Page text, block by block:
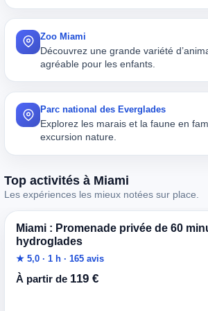
Zoo Miami
Découvrez une grande variété
agréable pour les enfants.
Parc national des Everglades
Explorez les marais et la faune en
excursion nature.
Top activités à Miami
Les expériences les mieux notées sur place.
Miami : Promenade privée de 60
hydroglades
★ 5,0 · 1 h · 165 avis
À partir de 119 €